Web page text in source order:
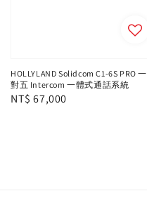
HOLLYLAND Solidcom C1-6S PRO 一
對五 Intercom 一體式通話系統
Regular
NT$ 67,000